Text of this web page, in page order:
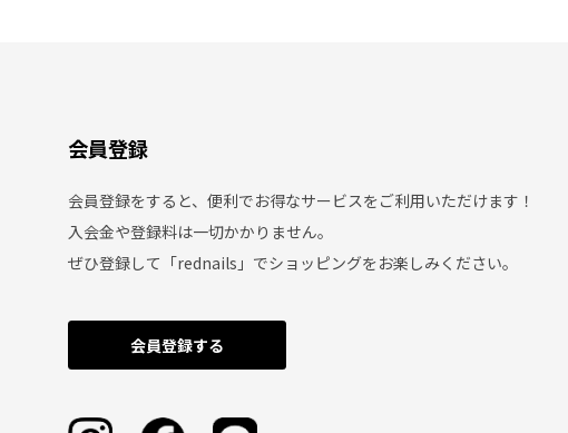
会員登録
会員登録をすると、便利でお得なサービスをご利用いただけます！
入会金や登録料は一切かかりません。
ぜひ登録して「rednails」でショッピングをお楽しみください。
会員登録する